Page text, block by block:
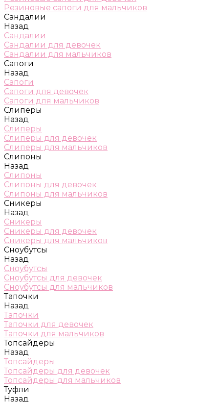
Резиновые сапоги для мальчиков
Сандалии
Назад
Сандалии
Сандалии для девочек
Сандалии для мальчиков
Сапоги
Назад
Сапоги
Сапоги для девочек
Сапоги для мальчиков
Слиперы
Назад
Слиперы
Слиперы для девочек
Слиперы для мальчиков
Слипоны
Назад
Слипоны
Слипоны для девочек
Слипоны для мальчиков
Сникеры
Назад
Сникеры
Сникеры для девочек
Сникеры для мальчиков
Сноубутсы
Назад
Сноубутсы
Сноубутсы для девочек
Сноубутсы для мальчиков
Тапочки
Назад
Тапочки
Тапочки для девочек
Тапочки для мальчиков
Топсайдеры
Назад
Топсайдеры
Топсайдеры для девочек
Топсайдеры для мальчиков
Туфли
Назад